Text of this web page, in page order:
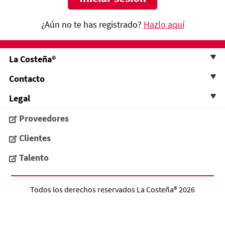
¿Aún no te has registrado? Hazlo aquí
La Costeña®
Contacto
Legal
Proveedores
Clientes
Talento
Todos los derechos reservados La Costeña®2026